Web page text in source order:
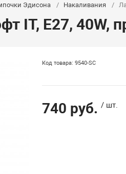
Эдисона Накаливания
IT, E27, 40W,
Код товара: 9540-SC
740 руб. / шт.